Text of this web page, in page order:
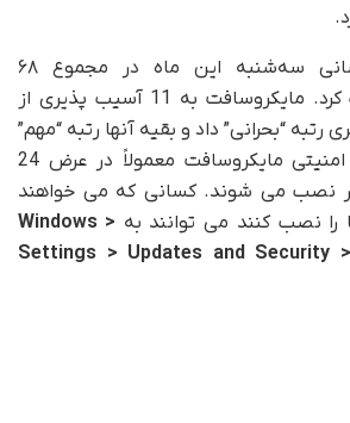
در مجموع، به‌روزرسانی سه‌شنبه این ماه در مجموع ۶۸
آسیب‌پذیری را برطرف کرد. مایکروسافت به 11 آسیب پذیری از
پذیری رتبه “بحرانی” داد و بقیه آنها رتبه “مهم”
را دارند. وصله های امنیتی مایکروسافت معمولاً در عرض 24
نصب می شوند. کسانی که می خواهند
را نصب کنند می توانند به Windows >
Settings > Updates and Security